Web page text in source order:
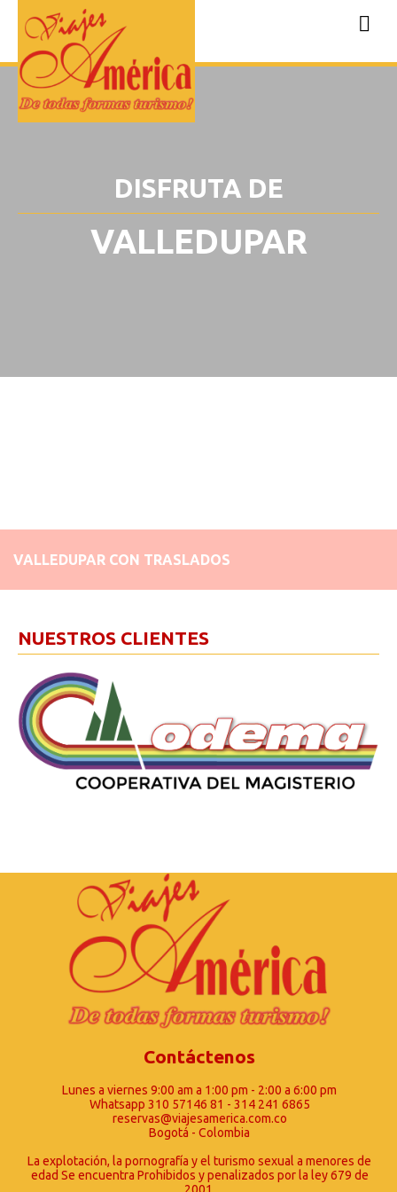
DISFRUTA DE
VALLEDUPAR
VALLEDUPAR CON TRASLADOS
NUESTROS CLIENTES
Contáctenos
Lunes a viernes 9:00 am a 1:00 pm - 2:00 a 6:00 pm
Whatsapp 310 57146 81 - 314 241 6865
reservas@viajesamerica.com.co
Bogotá - Colombia
La explotación, la pornografía y el turismo sexual a menores de
edad Se encuentra Prohibidos y penalizados por la ley 679 de